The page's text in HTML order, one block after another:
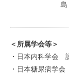
島
＜所属学会等＞
・日本内科学会
・日本糖尿病学